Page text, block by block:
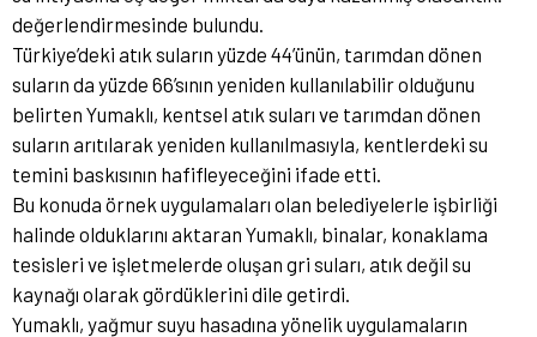
değerlendirmesinde bulundu.
Türkiye’deki atık suların yüzde 44’ünün, tarımdan dönen
suların da yüzde 66’sının yeniden kullanılabilir olduğunu
belirten Yumaklı, kentsel atık suları ve tarımdan dönen
suların arıtılarak yeniden kullanılmasıyla, kentlerdeki su
temini baskısının hafifleyeceğini ifade etti.
Bu konuda örnek uygulamaları olan belediyelerle işbirliği
halinde olduklarını aktaran Yumaklı, binalar, konaklama
tesisleri ve işletmelerde oluşan gri suları, atık değil su
kaynağı olarak gördüklerini dile getirdi.
Yumaklı, yağmur suyu hasadına yönelik uygulamaların